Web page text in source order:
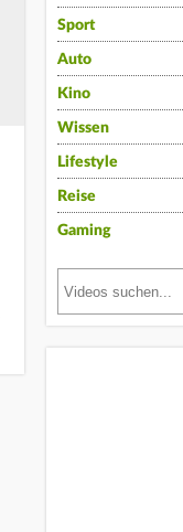
Sport
Auto
Kino
Wissen
Lifestyle
Reise
Gaming